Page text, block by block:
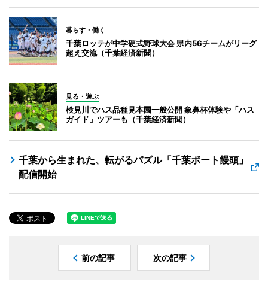
暮らす・働く
千葉ロッテが中学硬式野球大会 県内56チームがリーグ
超え交流（千葉経済新聞）
見る・遊ぶ
検見川でハス品種見本園一般公開 象鼻杯体験や「ハス
ガイド」ツアーも（千葉経済新聞）
千葉から生まれた、転がるパズル「千葉ポート饅頭」
配信開始
前の記事 次の記事